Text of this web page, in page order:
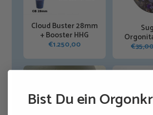
Cloud Buster 28mm
+ Booster HHG
€1.250,00 €
Bist Du ein